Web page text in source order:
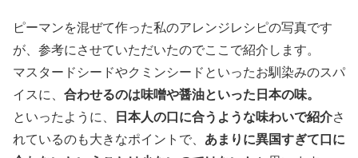
ピーマンを混ぜて作った私のアレンジレシピの写真です
が、参考にさせていただいたのでここで紹介します。
マスタードシードやクミンシードといったお馴染みのスパ
イスに、 合わせるのは味噌や醤油といった日本の味。
といったように、
日本人の口に合うような味わいで紹介さ
れているのも大きなポイントで、 あまりに異国すぎて口に